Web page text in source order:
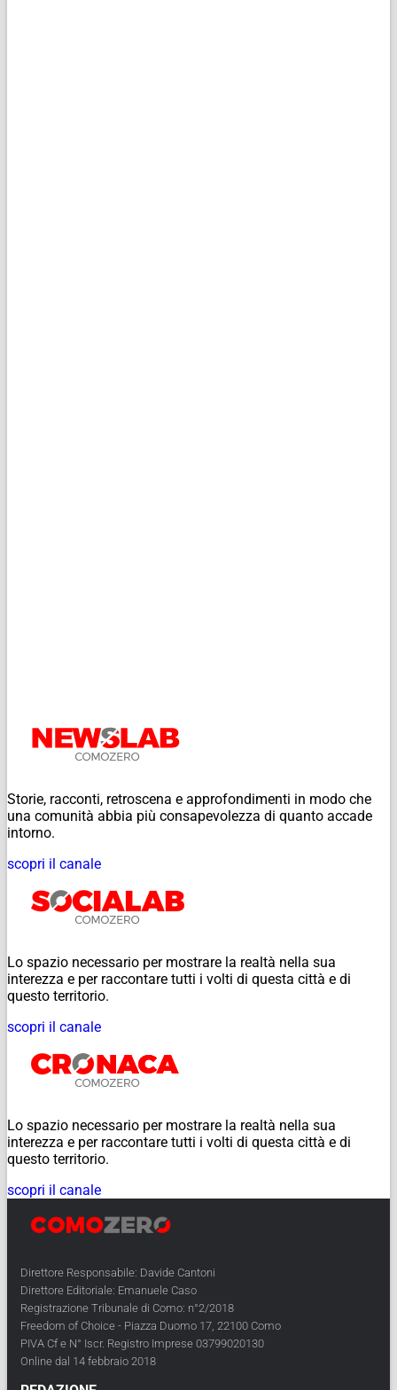
Storie, racconti, retroscena e approfondimenti in modo che
una comunità abbia più consapevolezza di quanto accade
intorno.
scopri il canale
Lo spazio necessario per mostrare la realtà nella sua
interezza e per raccontare tutti i volti di questa città e di
questo territorio.
scopri il canale
Lo spazio necessario per mostrare la realtà nella sua
interezza e per raccontare tutti i volti di questa città e di
questo territorio.
scopri il canale
Direttore Responsabile: Davide Cantoni
Direttore Editoriale: Emanuele Caso
Registrazione Tribunale di Como: n°2/2018
Freedom of Choice - Piazza Duomo 17, 22100 Como
PIVA Cf e N° Iscr. Registro Imprese 03799020130
Online dal 14 febbraio 2018